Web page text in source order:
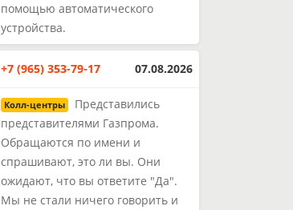
помощью автоматического
устройства.
+7 (965) 353-79-17 07.08.2026
Колл-центры
Представились
представителями Газпрома.
Обращаются по имени и
спрашивают, это ли вы. Они
ожидают, что вы ответите "Да".
Мы не стали ничего говорить и